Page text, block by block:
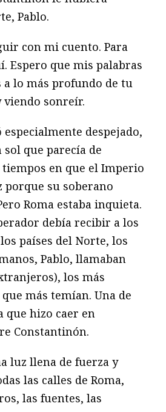
Pablo.
con mi cuento. Para
Espero que mis palabras
lo más profundo de tu
viendo sonreír.
despejado,
que parecía de
en que el Imperio
porque su soberano
Roma estaba inquieta.
debía recibir a los
países del Norte, los
Pablo, llamaban
los más
más temían. Una de
que hizo caer en
Constantinón.
luz llena de fuerza y
las calles de Roma,
las fuentes, las